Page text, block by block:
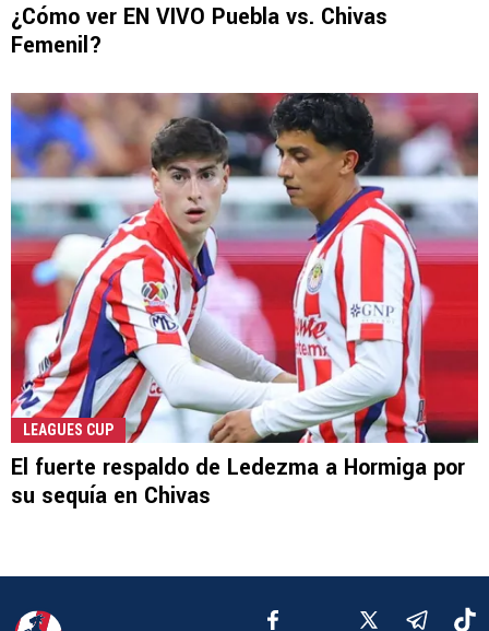
¿Cómo ver EN VIVO Puebla vs. Chivas
Femenil?
LEAGUES CUP
El fuerte respaldo de Ledezma a Hormiga por
su sequía en Chivas